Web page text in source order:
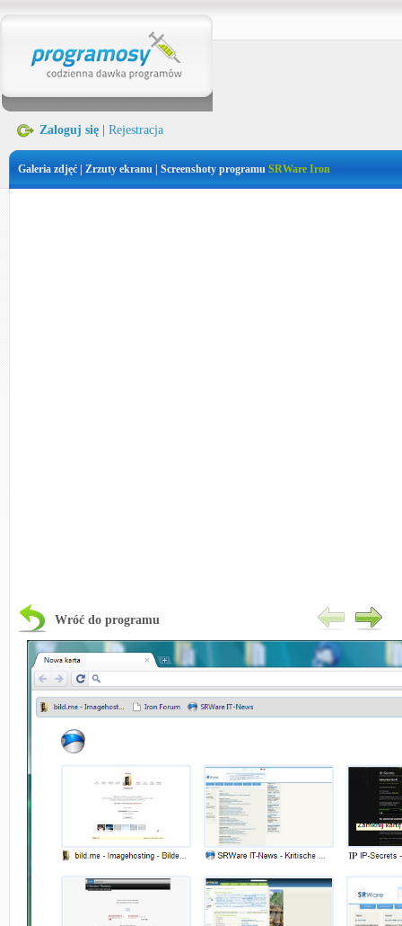
Zaloguj się Rejestracja
Galeria zdjęć | Zrzuty ekranu | Screenshoty programu SRWare Iron
Wróć do programu